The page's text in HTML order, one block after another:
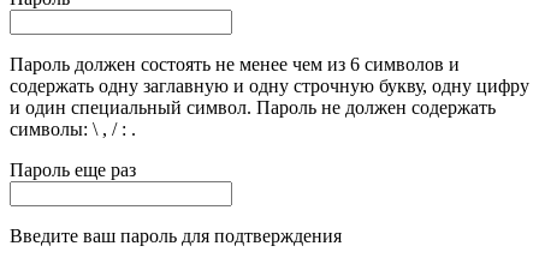
Пароль должен состоять не менее чем из 6 символов и
содержать одну заглавную и одну строчную букву, одну цифру
и один специальный символ. Пароль не должен содержать
символы: \ , / : .
Пароль еще раз
Введите ваш пароль для подтверждения